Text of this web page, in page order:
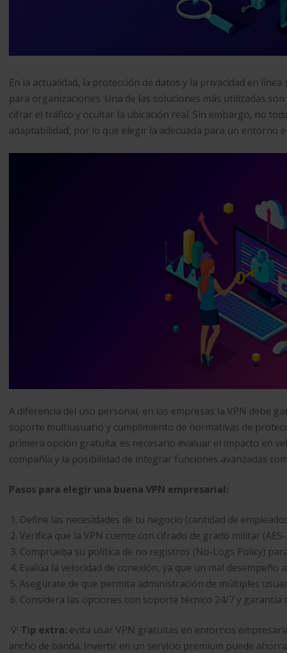
En la actualidad, la protección de datos y la privacidad en
para organizaciones. Una de las soluciones más utilizadas
cifrar el tráfico y ocultar la ubicación real. Sin embargo, no
adaptabilidad, por lo que elegir la adecuada para un entorno
A diferencia del uso personal, en las empresas la VPN debe
soporte multiusuario y cumplimiento de normativas de
primera opción gratuita; es necesario evaluar el impacto en
compañía y la posibilidad de integrar funciones avanzadas
Pasos para elegir una buena VPN empresarial:
Define las necesidades de tu negocio (cantidad de
Verifica que la VPN cuente con cifrado de grado militar
Comprueba su política de no registros (No-Logs Policy)
Evalúa la velocidad de conexión, ya que un mal desempeño
Asegúrate de que permita administración de múltiples
Considera las opciones con soporte técnico 24/7 y garantía
💡 Tip extra: evita usar VPN gratuitas en entornos
ancho de banda. Invertir en un servicio premium puede